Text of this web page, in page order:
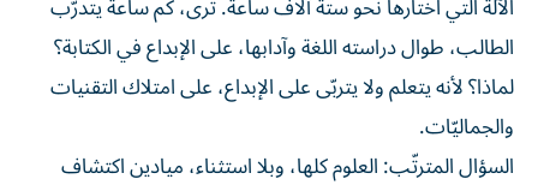
الطالب، طوال دراسته اللغة وآدابها، على الإبداع في الكتابة؟
لماذا؟ لأنه يتعلم ولا يتربّى على الإبداع، على امتلاك التقنيات
والجماليّات.
السؤال المترتّب: العلوم كلها، وبلا استثناء، ميادين اكتشاف